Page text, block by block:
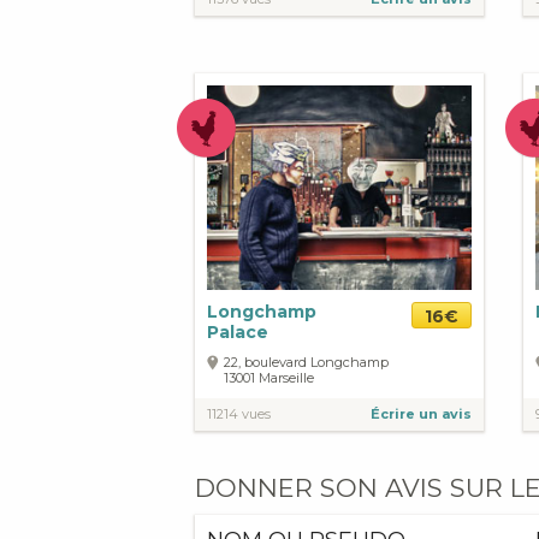
Longchamp
Palace
16€
22, boulevard Longchamp
13001 Marseille
11214 vues Écrire un avis
DONNER SON AVIS SUR